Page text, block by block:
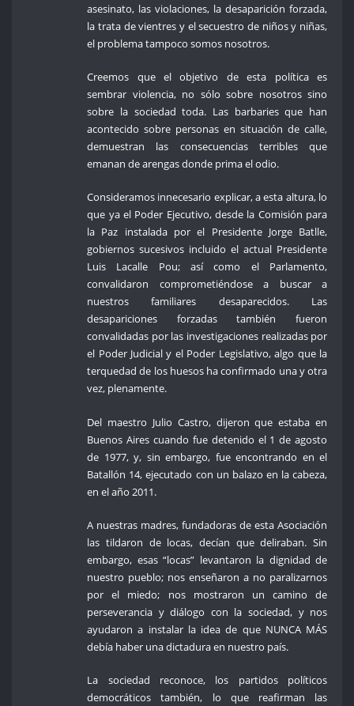
asesinato, las violaciones, la desaparición forzada,
la trata de vientres y el secuestro de niños y niñas,
el problema tampoco somos nosotros.
Creemos que el objetivo de esta política es
sembrar violencia, no sólo sobre nosotros sino
sobre la sociedad toda. Las barbaries que han
acontecido sobre personas en situación de calle,
demuestran las consecuencias terribles que
emanan de arengas donde prima el odio.
Consideramos innecesario explicar, a esta altura, lo
que ya el Poder Ejecutivo, desde la Comisión para
la Paz instalada por el Presidente Jorge Batlle,
gobiernos sucesivos incluido el actual Presidente
Luis Lacalle Pou; así como el Parlamento,
convalidaron comprometiéndose a buscar a
nuestros familiares desaparecidos. Las
desapariciones forzadas también fueron
convalidadas por las investigaciones realizadas por
el Poder Judicial y el Poder Legislativo, algo que la
terquedad de los huesos ha confirmado una y otra
vez, plenamente.
Del maestro Julio Castro, dijeron que estaba en
Buenos Aires cuando fue detenido el 1 de agosto
de 1977, y, sin embargo, fue encontrando en el
Batallón 14, ejecutado con un balazo en la cabeza,
en el año 2011.
A nuestras madres, fundadoras de esta Asociación
las tildaron de locas, decían que deliraban. Sin
embargo, esas “locas” levantaron la dignidad de
nuestro pueblo; nos enseñaron a no paralizarnos
por el miedo; nos mostraron un camino de
perseverancia y diálogo con la sociedad, y nos
ayudaron a instalar la idea de que NUNCA MÁS
debía haber una dictadura en nuestro país.
La sociedad reconoce, los partidos políticos
democráticos también, lo que reafirman las